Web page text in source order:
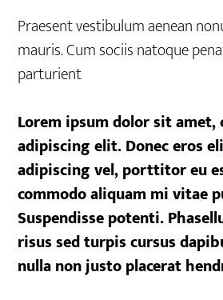
Praesent vestibulum aenean
mauris. Cum sociis natoque
parturient
Lorem ipsum dolor sit amet,
adipiscing elit. Donec eros
adipiscing vel, porttitor eu
commodo aliquam mi vitae
Suspendisse potenti.
risus sed turpis cursus
nulla non justo placerat